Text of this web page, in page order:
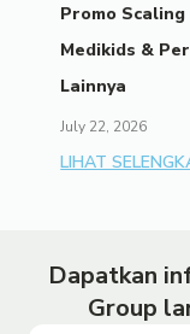
Promo Scaling
Medikids &
Lainnya
July 22, 2026
LIHAT
Dapatkan
Group